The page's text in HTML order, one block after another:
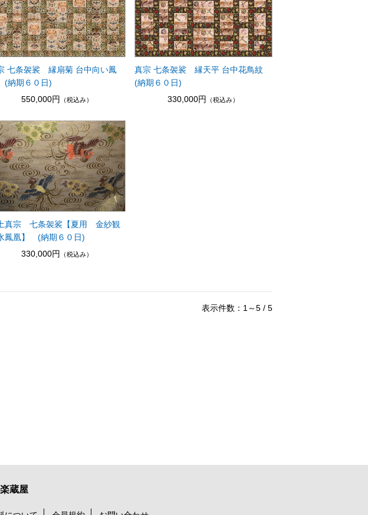
七条袈裟 縁扇菊 台中向い鳳
納期６０日)
550,000円
（税込み）
真宗 七条袈裟 縁天平 台中花鳥紋
(納期６０日)
330,000円
（税込み）
真宗 七条袈裟【夏用 金紗観
鳳凰】 (納期６０日)
330,000円
（税込み）
表示件数：1～5 / 5
蔵屋